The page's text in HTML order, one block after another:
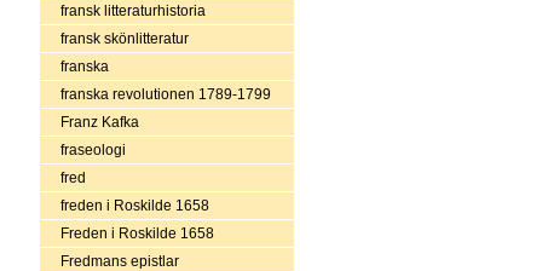
fransk litteraturhistoria
fransk skönlitteratur
franska
franska revolutionen 1789-1799
Franz Kafka
fraseologi
fred
freden i Roskilde 1658
Freden i Roskilde 1658
Fredmans epistlar